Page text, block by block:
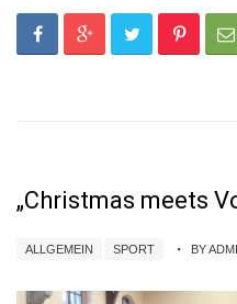
„Christmas meets
ALLGEMEIN SPORT BY